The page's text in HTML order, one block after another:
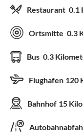
Restaurant 0.1
Ortsmitte 0.3
Bus 0.3
Flughafen 120
Bahnhof 15